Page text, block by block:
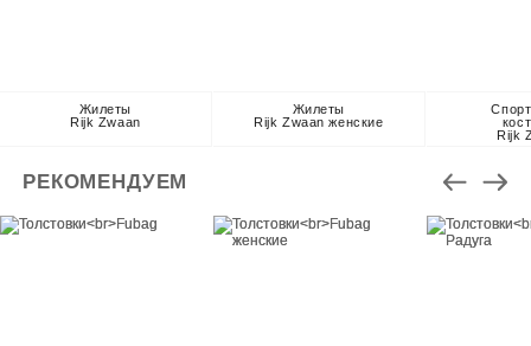
Жилеты
Rijk Zwaan
Жилеты
Rijk Zwaan женские
Rijk
РЕКОМЕНДУЕМ